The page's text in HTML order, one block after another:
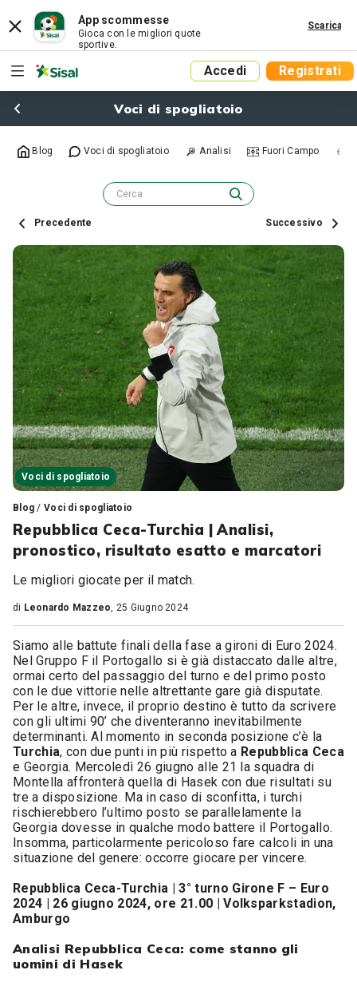
App scommesse
Gioca con le migliori quote
sportive.
Scarica
Accedi Registrati
Voci di spogliatoio
Blog Voci di spogliatoio Analisi Fuori Campo
Precedente Successivo
Voci di spogliatoio
Blog / Voci di spogliatoio
Repubblica Ceca-Turchia | Analisi,
pronostico, risultato esatto e marcatori
Le migliori giocate per il match.
di Leonardo Mazzeo, 25 Giugno 2024
Siamo alle battute finali della fase a gironi di Euro 2024.
Nel Gruppo F il Portogallo si è già distaccato dalle altre,
ormai certo del passaggio del turno e del primo posto
con le due vittorie nelle altrettante gare già disputate.
Per le altre, invece, il proprio destino è tutto da scrivere
con gli ultimi 90’ che diventeranno inevitabilmente
determinanti. Al momento in seconda posizione c’è la
Turchia, con due punti in più rispetto a Repubblica Ceca
e Georgia. Mercoledì 26 giugno alle 21 la squadra di
Montella affronterà quella di Hasek con due risultati su
tre a disposizione. Ma in caso di sconfitta, i turchi
rischierebbero l’ultimo posto se parallelamente la
Georgia dovesse in qualche modo battere il Portogallo.
Insomma, particolarmente pericoloso fare calcoli in una
situazione del genere: occorre giocare per vincere.
Repubblica Ceca-Turchia | 3° turno Girone F – Euro
2024 | 26 giugno 2024, ore 21.00 | Volksparkstadion,
Amburgo
Analisi Repubblica Ceca: come stanno gli
uomini di Hasek